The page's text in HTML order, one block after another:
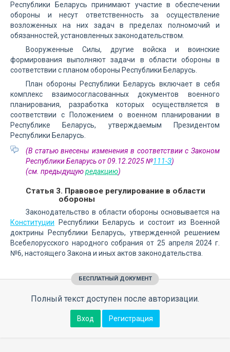
Республики Беларусь принимают участие в обеспечении
обороны и несут ответственность за осуществление
возложенных на них задач в пределах полномочий и
обязанностей, установленных законодательством.
Вооруженные Силы, другие войска и воинские
формирования выполняют задачи в области обороны в
соответствии с планом обороны Республики Беларусь.
План обороны Республики Беларусь включает в себя
комплекс взаимосогласованных документов военного
планирования, разработка которых осуществляется в
соответствии с Положением о военном планировании в
Республике Беларусь, утверждаемым Президентом
Республики Беларусь.
(В статью внесены изменения в соответствии с Законом
Республики Беларусь от 09.12.2025 №111-З)
(см. предыдущуюредакцию)
Статья 3. Правовое регулирование в области
обороны
Законодательство в области обороны основывается на
Конституции Республики Беларусь и состоит из Военной
доктрины Республики Беларусь, утвержденной решением
Всебелорусского народного собрания от 25 апреля 2024 г.
№6, настоящего Закона и иных актов законодательства.
БЕСПЛАТНЫЙ ДОКУМЕНТ
Полный текст доступен после авторизации.
Вход Регистрация